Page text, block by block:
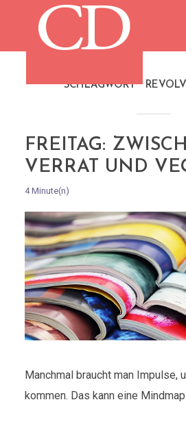
SCHLAGWORT
FREITAG:
VERRAT UND
4 Minute(n)
Manchmal braucht man Impulse,
kommen. Das kann eine